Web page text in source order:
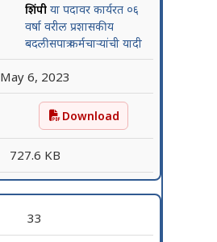
शिंपीया पदावर कार्यरत ०६
वर्षा वरील प्रशासकीय
बदलीसपात्र कर्मचाऱ्यांची यादी
May 6, 2023
शिंपी या पदावर कार्यरत ०६
Download
727.6 KB
33